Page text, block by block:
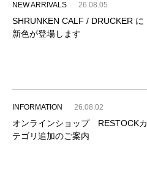
NEW ARRIVALS 26.08.05
SHRUNKEN CALF / DRUCKER に
新色が登場します
INFORMATION 26.08.02
オンラインショップ RESTOCKカ
テゴリ追加のご案内